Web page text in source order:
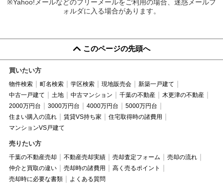
※Yahoo!メールなどのフリーメールをご利用の場合、迷惑メールフ
ォルダに入る場合があります。
このページの先頭へ
買いたい方
物件検索 町名検索 学区検索 現地販売会
新築一戸建て
中古一戸建て
土地 中古マンション 千葉の不動産
木更津の不動産
2000万円台
3000万円台 4000万円台
5000万円台
住まい購入の流れ
賃貸VS持ち家
住宅取得時の諸費用
マンションVS戸建て
売りたい方
千葉の不動産売却 不動産売却実績 売却査定フォーム
売却の流れ
仲介と買取の違い
売却時の諸費用
高く売るポイント
売却時に必要な書類
よくある質問